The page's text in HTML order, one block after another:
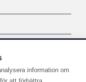
information om